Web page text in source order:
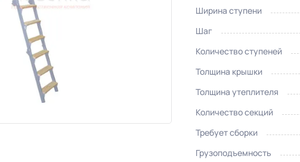
Ширина ступени
Шаг
Количество ступеней
Толщина крышки
Толщина утеплителя
Количество секций
Требует сборки
Грузоподъемность